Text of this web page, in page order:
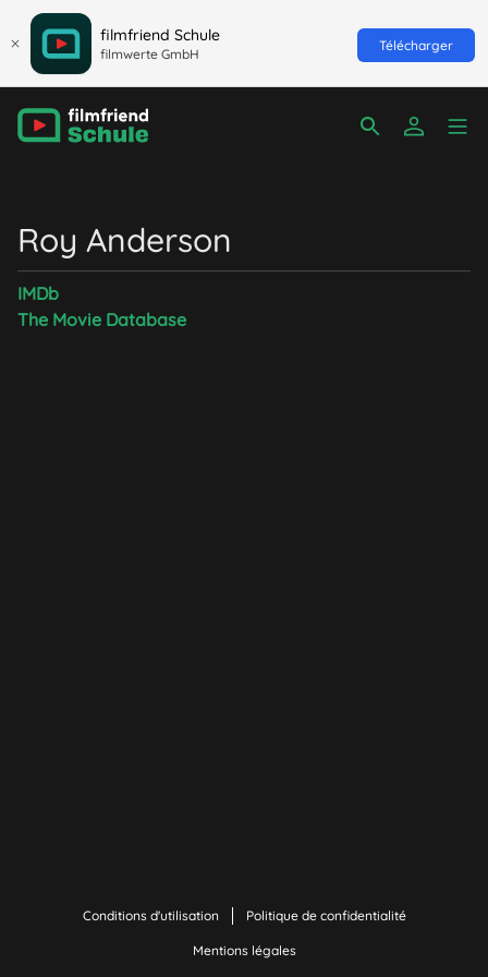
filmfriend Schule
filmwerte GmbH
Télécharger
Roy Anderson
IMDb
The Movie Database
Conditions d'utilisation Politique de confidentialité
Mentions légales